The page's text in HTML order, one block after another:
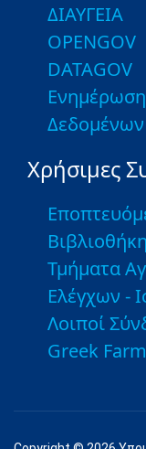
ΔΙΑΥΓΕΙΑ
OPENGOV
DATAGOV
Δεδομένων
Χρήσιμες
Τμήματα
Ελέγχων -
Λοιποί
Greek